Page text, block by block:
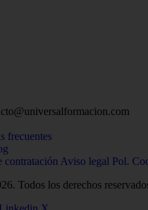
frecuentes
contratación Aviso legal Pol.
Todos los derechos